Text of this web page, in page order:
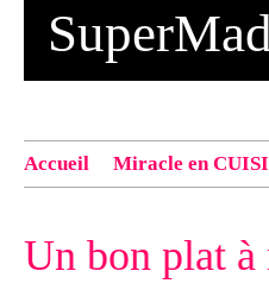
Accueil Miracle en
exemple : "Bonnet cloche
Un bon plat à